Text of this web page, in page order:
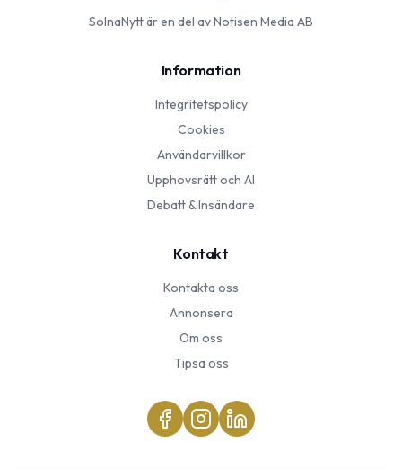
SolnaNyttär en del av Notisen Media AB
Information
Integritetspolicy
Cookies
Användarvillkor
Upphovsrätt och AI
Debatt & Insändare
Kontakt
Kontakta oss
Annonsera
Om oss
Tipsa oss